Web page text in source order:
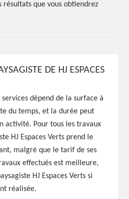
résultats que vous obtiendrez
DE HJ ESPACES
dépend de la surface à
du temps, et la durée peut
activité. Pour tous les travaux
HJ Espaces Verts prend le
malgré que le tarif de ses
effectués est meilleure,
HJ Espaces Verts si
réalisée.